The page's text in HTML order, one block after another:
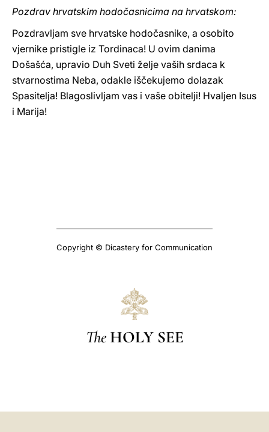
Pozdrav hrvatskim hodočasnicima na hrvatskom:
Pozdravljam sve hrvatske hodočasnike, a osobito
vjernike pristigle iz Tordinaca! U ovim danima
Došašća, upravio Duh Sveti želje vaših srdaca k
stvarnostima Neba, odakle iščekujemo dolazak
Spasitelja! Blagoslivljam vas i vaše obitelji! Hvaljen Isus
i Marija!
Copyright © Dicastery for Communication
The HOLY SEE